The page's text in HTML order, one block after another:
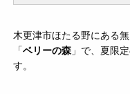
木更津市ほたる野にある
「ベリーの森 」で、夏限
す。